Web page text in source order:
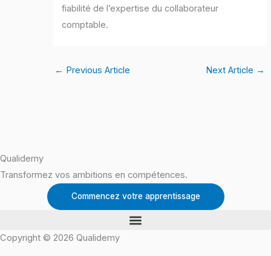
fiabilité de l’expertise du collaborateur
comptable.
← Previous Article Next Article →
Qualidemy
Transformez vos ambitions en compétences.
Commencez votre apprentissage
Copyright © 2026 Qualidemy